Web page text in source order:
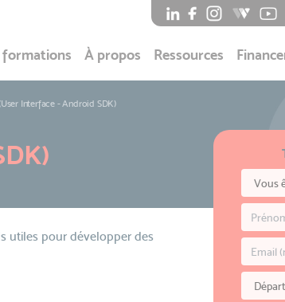
formations À propos Ressources
Interface - Android SDK)
utiles pour développer des